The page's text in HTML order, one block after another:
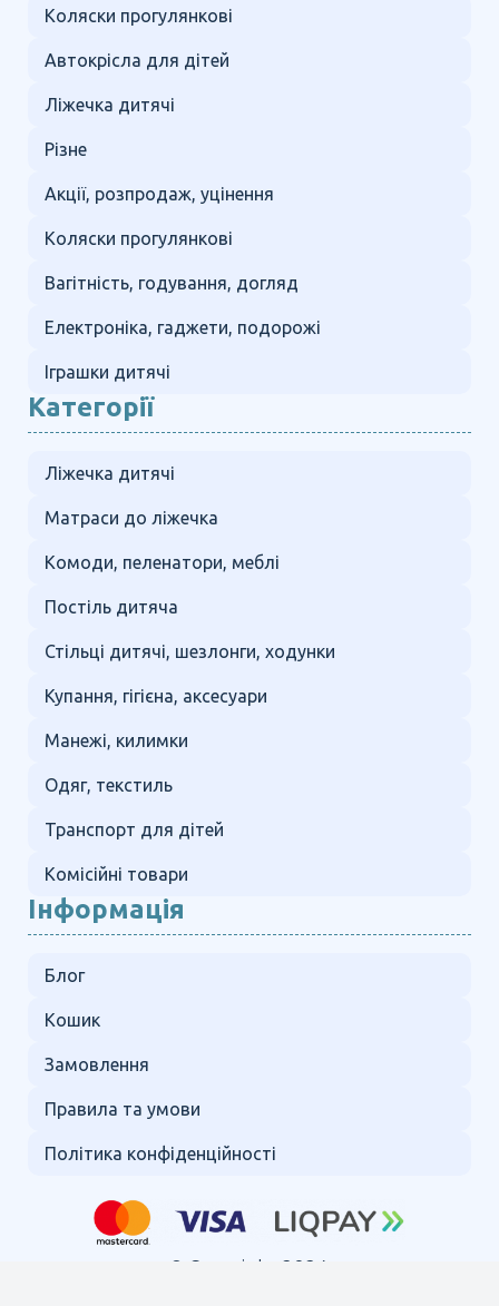
Коляски прогулянкові
Автокрісла для дітей
Ліжечка дитячі
Різне
Акції, розпродаж, уцінення
Коляски прогулянкові
Вагітність, годування, догляд
Електроніка, гаджети, подорожі
Іграшки дитячі
Категорії
Ліжечка дитячі
Матраси до ліжечка
Комоди, пеленатори, меблі
Постіль дитяча
Стільці дитячі, шезлонги, ходунки
Купання, гігієна, аксесуари
Манежі, килимки
Одяг, текстиль
Транспорт для дітей
Комісійні товари
Інформація
Блог
Кошик
Замовлення
Правила та умови
Політика конфіденційності
© Copyright 2024.